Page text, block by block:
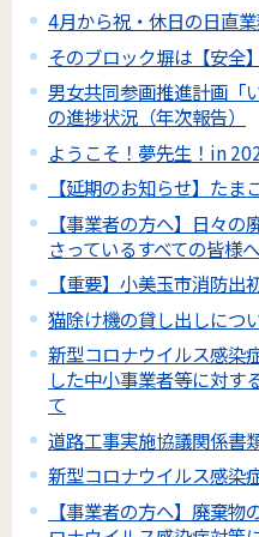
4月から祝・休日の日直
そのブロック塀は【安全
男女共同参画推進計画「
の進捗状況（年次報告）
ようこそ！夢先生！in
【延期のお知らせ】た
【事業者の方へ】日々
さっているすべての皆様
【重要】小美玉市消防出
猫除け機の貸し出しにつ
新型コロナウイルス感染
した中小事業者等に対す
て
道路工事実施協議関係書
新型コロナウイルス感染
【事業者の方へ】廃棄